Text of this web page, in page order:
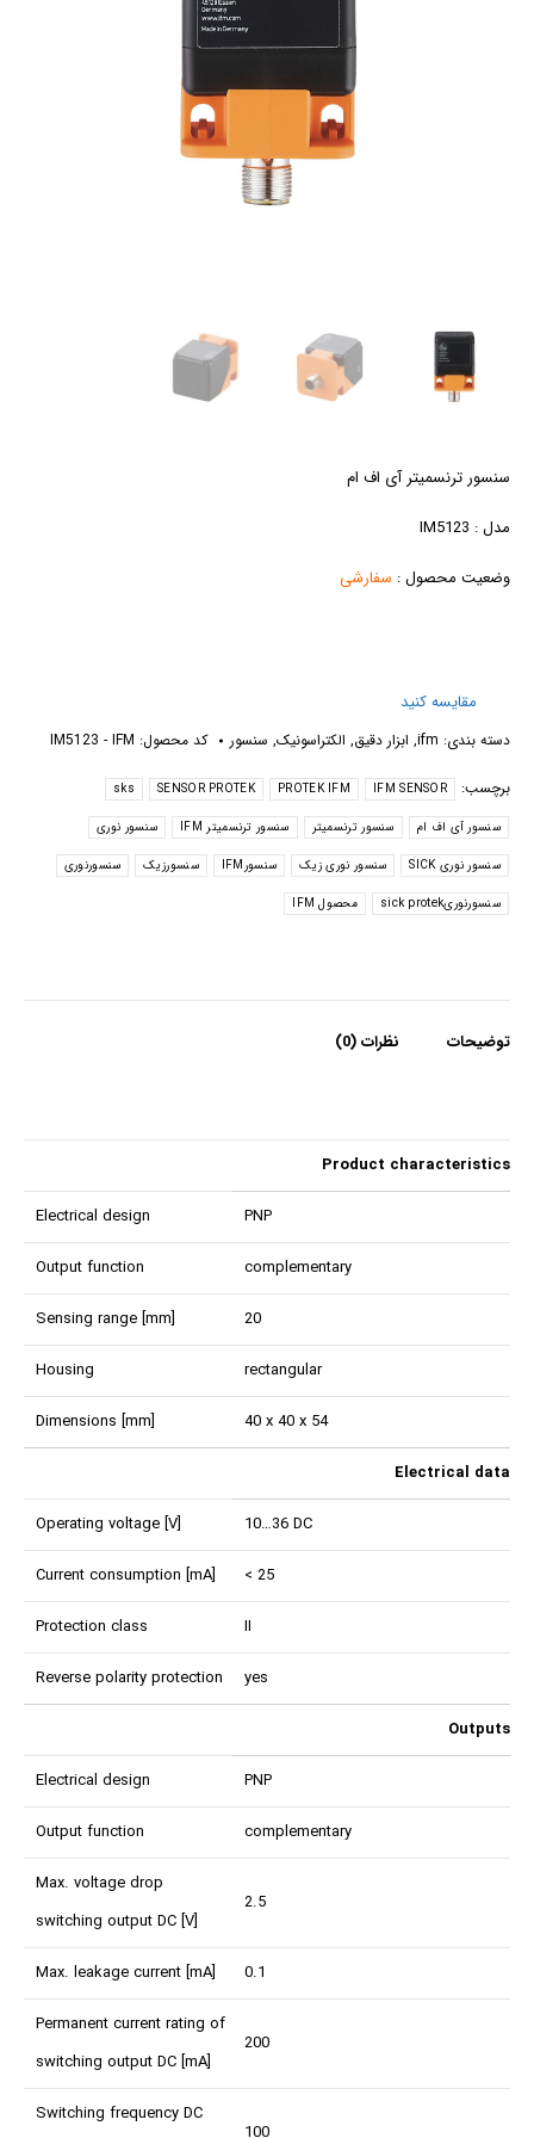
سنسور ترنسمیتر آی اف ام
مدل : IM5123
وضعیت محصول : سفارشی
مقایسه کنید
دسته بندی: ifm
, ابزار دقیق, الکتراسونیک, سنسور کد محصول: IM5123 - IFM
برچسب: IFM SENSOR
PROTEK IFM
SENSOR PROTEK
sks
سنسور آی اف ام سنسور ترنسمیتر سنسور ترنسمیتر IFM سنسور نوری
سنسور نوری SICK سنسور نوری زیک سنسورIFM سنسورزیک سنسورنوری
سنسورنوریsick protek محصول IFM
توضیحات نظرات (0)
Product characteristics
Electrical design PNP
Output function complementary
Sensing range [mm] 20
Housing rectangular
Dimensions [mm] 40 x 40 x 54
Electrical data
Operating voltage [V] 10…36 DC
Current consumption [mA] < 25
Protection class II
Reverse polarity protection yes
Outputs
Electrical design PNP
Output function complementary
Max. voltage drop
switching output DC [V]
2.5
Max. leakage current [mA] 0.1
Permanent current rating of
switching output DC [mA]
200
Switching frequency DC
100